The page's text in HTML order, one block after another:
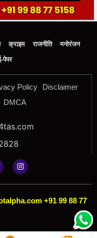
क्राइम राजनीति
मनोरंजन
पेपर
Policy
Disclaimer
DMCA
+91 99 88 77